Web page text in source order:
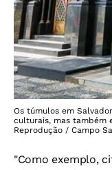
Os túmulos em
culturais, mas também
Reprodução / Campo
"Como exemplo,